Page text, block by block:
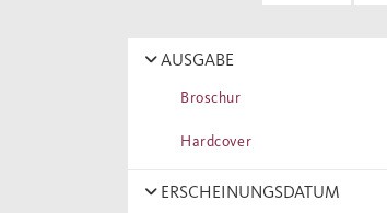
AUSGABE
Broschur
Hardcover
ERSCHEINUNGSDATUM